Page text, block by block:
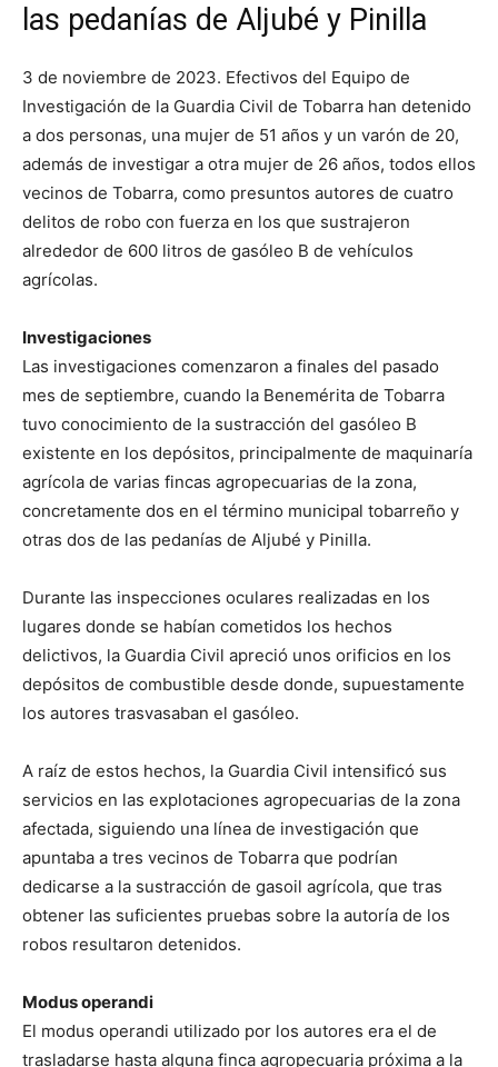
las pedanías de Aljubé y Pinilla
3 de noviembre de 2023. Efectivos del Equipo de
Investigación de la Guardia Civil de Tobarra han detenido
a dos personas, una mujer de 51 años y un varón de 20,
además de investigar a otra mujer de 26 años, todos ellos
vecinos de Tobarra, como presuntos autores de cuatro
delitos de robo con fuerza en los que sustrajeron
alrededor de 600 litros de gasóleo B de vehículos
agrícolas.
Investigaciones
Las investigaciones comenzaron a finales del pasado
mes de septiembre, cuando la Benemérita de Tobarra
tuvo conocimiento de la sustracción del gasóleo B
existente en los depósitos, principalmente de maquinaría
agrícola de varias fincas agropecuarias de la zona,
concretamente dos en el término municipal tobarreño y
otras dos de las pedanías de Aljubé y Pinilla.
Durante las inspecciones oculares realizadas en los
lugares donde se habían cometidos los hechos
delictivos, la Guardia Civil apreció unos orificios en los
depósitos de combustible desde donde, supuestamente
los autores trasvasaban el gasóleo.
A raíz de estos hechos, la Guardia Civil intensificó sus
servicios en las explotaciones agropecuarias de la zona
afectada, siguiendo una línea de investigación que
apuntaba a tres vecinos de Tobarra que podrían
dedicarse a la sustracción de gasoil agrícola, que tras
obtener las suficientes pruebas sobre la autoría de los
robos resultaron detenidos.
Modus operandi
El modus operandi utilizado por los autores era el de
trasladarse hasta alguna finca agropecuaria próxima a la